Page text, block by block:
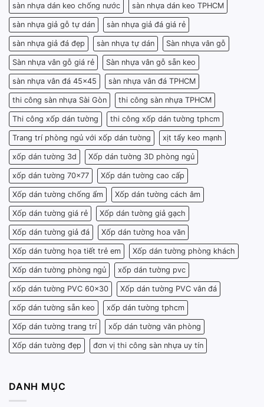
sàn nhựa dán keo chống nước sàn nhựa dán keo TPHCM
sàn nhựa giả gỗ tự dán sàn nhựa giả đá giá rẻ
sàn nhựa giả đá đẹp sàn nhựa tự dán Sàn nhựa vân gỗ
Sàn nhựa vân gỗ giá rẻ Sàn nhựa vân gỗ sẵn keo
sàn nhựa vân đá 45x45 sàn nhựa vân đá TPHCM
thi công sàn nhựa Sài Gòn thi công sàn nhựa TPHCM
Thi công xốp dán tường thi công xốp dán tường tphcm
Trang trí phòng ngủ với xốp dán tường xịt tẩy keo mạnh
xốp dán tường 3d Xốp dán tường 3D phòng ngủ
xốp dán tường 70x77 Xốp dán tường cao cấp
Xốp dán tường chống ẩm Xốp dán tường cách âm
Xốp dán tường giá rẻ Xốp dán tường giả gạch
Xốp dán tường giả đá Xốp dán tường hoa văn
Xốp dán tường họa tiết trẻ em Xốp dán tường phòng khách
Xốp dán tường phòng ngủ xốp dán tường pvc
xốp dán tường PVC 60x30 Xốp dán tường PVC vân đá
xốp dán tường sẵn keo xốp dán tường tphcm
Xốp dán tường trang trí xốp dán tường văn phòng
Xốp dán tường đẹp đơn vị thi công sàn nhựa uy tín
DANH MỤC